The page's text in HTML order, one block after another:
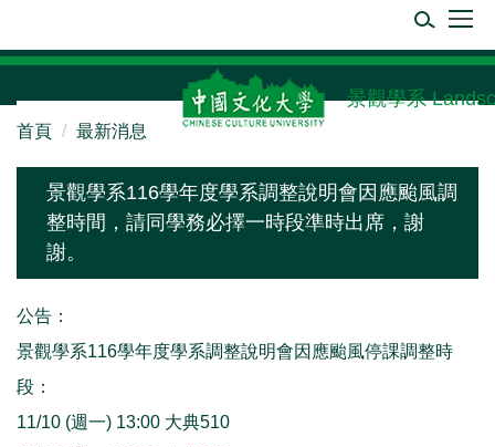
主
要
內
景觀學系
首頁 最新消息
景觀學系116學年度學系調整說明會因應颱風調
整時間，請同學務必擇一時段準時出席，謝
謝。
公告：
景觀學系116學年度學系調整說明會因應颱風停課調整時
段：
11/10 (週一) 13:00 大典510